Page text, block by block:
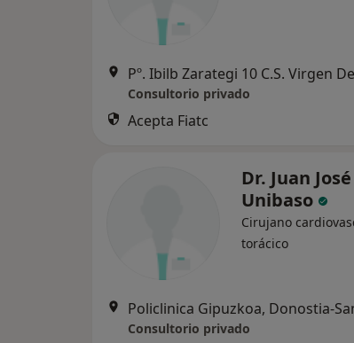
Consultorio privado
Acepta Fiatc
Dr. Juan
Unibaso
Cirujano
torácico
Consultorio privado